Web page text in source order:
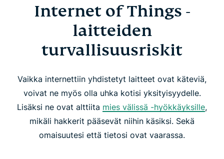
Internet of Things -
laitteiden
turvallisuusriskit
Vaikka internettiin yhdistetyt laitteet ovat käteviä,
voivat ne myös olla uhka kotisi yksityisyydelle.
Lisäksi ne ovat alttiita mies välissä -hyökkäyksille,
mikäli hakkerit pääsevät niihin käsiksi. Sekä
omaisuutesi että tietosi ovat vaarassa.